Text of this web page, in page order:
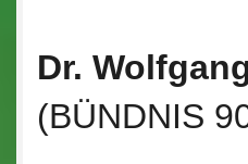
Dr.
(BÜNDNIS